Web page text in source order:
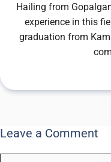
Hailing from
experience in this
graduation from
Leave a Comment